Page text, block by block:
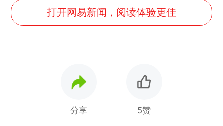
打开网易新闻，阅读体验更佳
分享 5赞